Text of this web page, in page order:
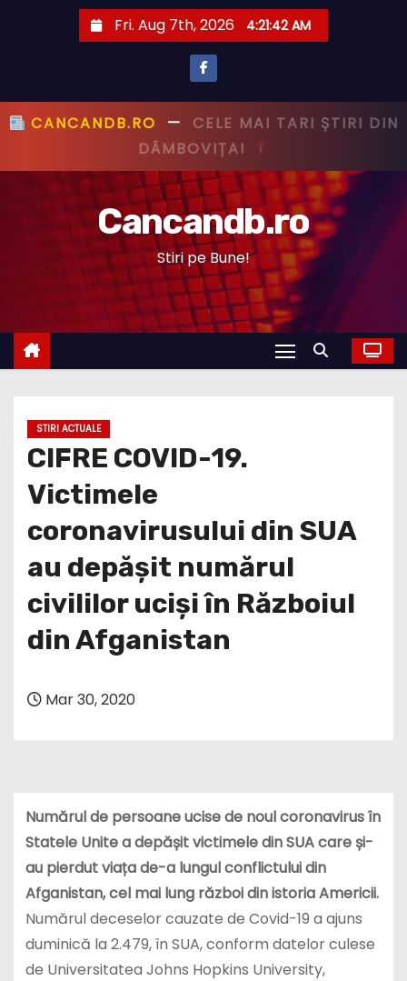
Fri. Aug 7th, 2026 4:21:43 AM
CANCANDB.RO— PRIMUL CU ȘTIREA,
PRIMUL CU ADEVĂRUL!
Cancandb.ro
Stiri pe Bune!
STIRI ACTUALE
CIFRE COVID-19.
Victimele
coronavirusului din SUA
au depășit numărul
civililor uciși în Războiul
din Afganistan
Mar 30, 2020
Numărul de persoane ucise de noul coronavirus în
Statele Unite a depășit victimele din SUA care și-
au pierdut viața de-a lungul conflictului din
Afganistan, cel mai lung război din istoria Americii.
Numărul deceselor cauzate de Covid-19 a ajuns
duminică la 2.479, în SUA, conform datelor culese
de Universitatea Johns Hopkins University,